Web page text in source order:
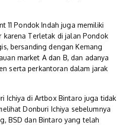
11 Pondok Indah juga memiliki
karena Terletak di jalan Pondok
bersanding dengan Kemang
market A dan B, dan adanya
serta perkantoran dalam jarak
Ichiya di Artbox Bintaro juga tidak
Donburi Ichiya sebelumnya
BSD dan Bintaro yang telah